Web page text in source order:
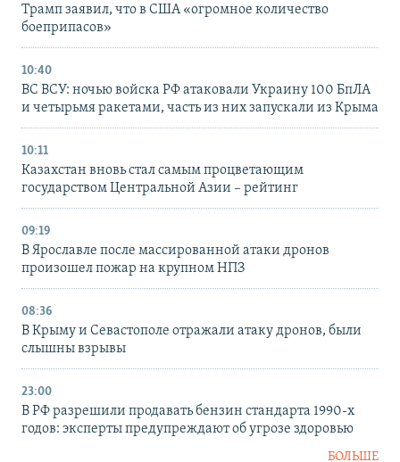
Трамп заявил, что в США «огромное количество
боеприпасов»
10:40
ВС ВСУ: ночью войска РФ атаковали Украину 100 БпЛА
и четырьмя ракетами, часть из них запускали из Крыма
10:11
Казахстан вновь стал самым процветающим
государством Центральной Азии – рейтинг
09:19
В Ярославле после массированной атаки дронов
произошел пожар на крупном НПЗ
08:36
В Крыму и Севастополе отражали атаку дронов, были
слышны взрывы
23:00
В РФ разрешили продавать бензин стандарта 1990-х
годов: эксперты предупреждают об угрозе здоровью
БОЛЬШЕ